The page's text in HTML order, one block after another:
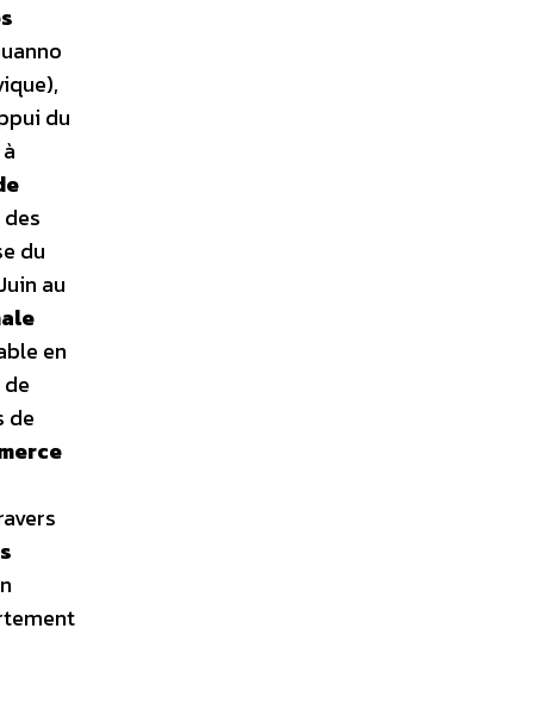
du
du
au
en
de